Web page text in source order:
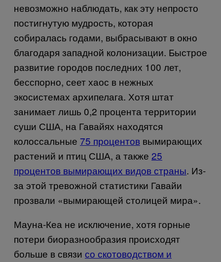
невозможно наблюдать, как эту непросто
постигнутую мудрость, которая
собиралась годами, выбрасывают в окно
благодаря западной колонизации. Быстрое
развитие городов последних 100 лет,
бесспорно, сеет хаос в нежных
экосистемах архипелага. Хотя штат
занимает лишь 0,2 процента территории
суши США, на Гавайях находятся
колоссальные 75 процентов вымирающих
растений и птиц США, а также 25
процентов вымирающих видов страны. Из-
за этой тревожной статистики Гавайи
прозвали «вымирающей столицей мира».
Мауна-Кеа не исключение, хотя горные
потери биоразнообразия происходят
больше в связи со скотоводством и